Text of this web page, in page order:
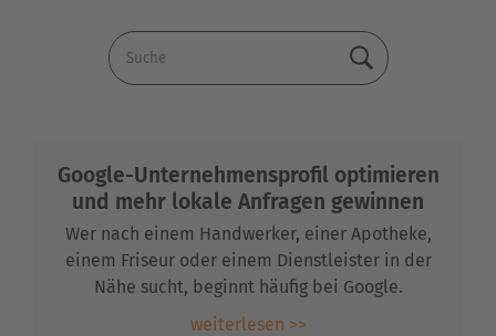
Google-Unternehmensprofil optimieren
und mehr lokale Anfragen gewinnen
Wer nach einem Handwerker, einer Apotheke,
einem Friseur oder einem Dienstleister in der
Nähe sucht, beginnt häufig bei Google.
weiterlesen >>